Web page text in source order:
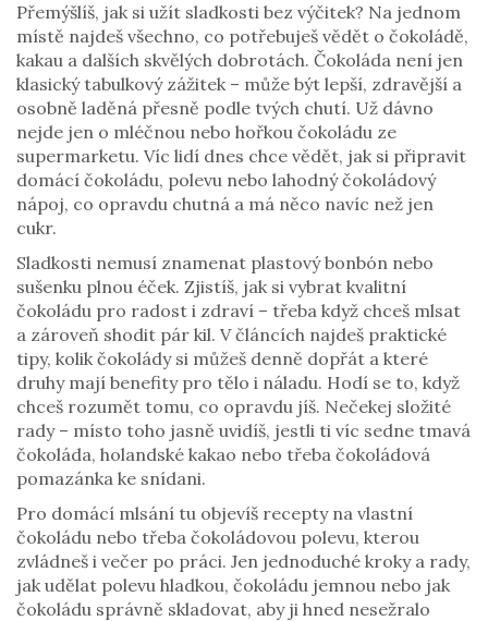
Přemýšlíš, jak si užít sladkosti bez výčitek? Na jednom
místě najdeš všechno, co potřebuješ vědět o čokoládě,
kakau a dalších skvělých dobrotách. Čokoláda není jen
klasický tabulkový zážitek – může být lepší, zdravější a
osobně laděná přesně podle tvých chutí. Už dávno
nejde jen o mléčnou nebo hořkou čokoládu ze
supermarketu. Víc lidí dnes chce vědět, jak si připravit
domácí čokoládu, polevu nebo lahodný čokoládový
nápoj, co opravdu chutná a má něco navíc než jen
cukr.
Sladkosti nemusí znamenat plastový bonbón nebo
sušenku plnou éček. Zjistíš, jak si vybrat kvalitní
čokoládu pro radost i zdraví – třeba když chceš mlsat
a zároveň shodit pár kil. V článcích najdeš praktické
tipy, kolik čokolády si můžeš denně dopřát a které
druhy mají benefity pro tělo i náladu. Hodí se to, když
chceš rozumět tomu, co opravdu jíš. Nečekej složité
rady – místo toho jasně uvidíš, jestli ti víc sedne tmavá
čokoláda, holandské kakao nebo třeba čokoládová
pomazánka ke snídani.
Pro domácí mlsání tu objevíš recepty na vlastní
čokoládu nebo třeba čokoládovou polevu, kterou
zvládneš i večer po práci. Jen jednoduché kroky a rady,
jak udělat polevu hladkou, čokoládu jemnou nebo jak
čokoládu správně skladovat, aby ji hned nesežralo